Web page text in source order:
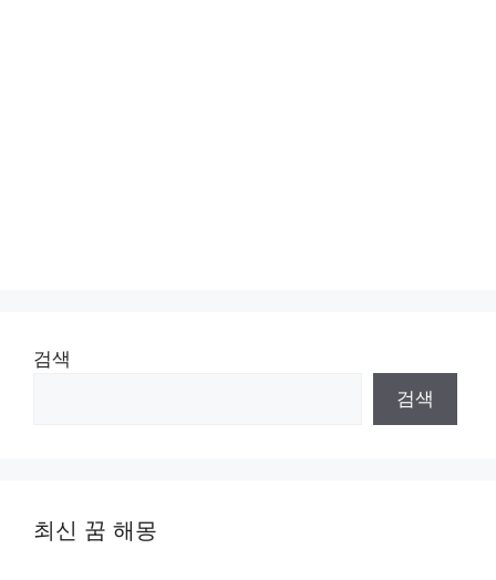
검색
검색
최신 꿈 해몽